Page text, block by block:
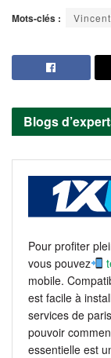
Mots-clés :
Blogs
Pour profiter
vous pouvez
mobile.
est facile à
services de
pouvoir
essentielle est